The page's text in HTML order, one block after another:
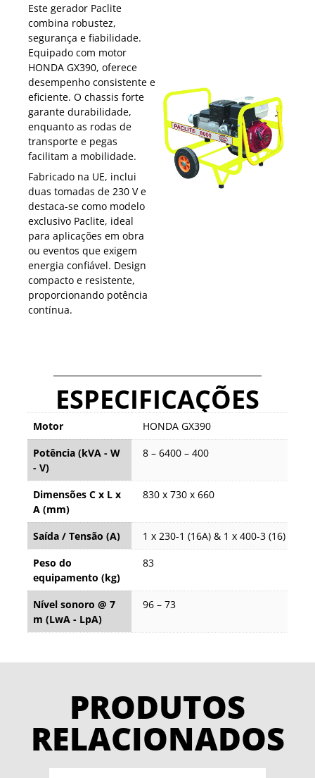
Este gerador Paclite
combina robustez,
segurança e fiabilidade.
Equipado com motor
HONDA GX390, oferece
desempenho consistente e
eficiente. O chassis forte
garante durabilidade,
enquanto as rodas de
transporte e pegas
facilitam a mobilidade.
Fabricado na UE, inclui
duas tomadas de 230 V e
destaca-se como modelo
exclusivo Paclite, ideal
para aplicações em obra
ou eventos que exigem
energia confiável. Design
compacto e resistente,
proporcionando potência
contínua.
ESPECIFICAÇÕES
Motor
HONDA GX390
Potência (kVA - W
- V)
8 – 6400 – 400
Dimensões C x L x
A (mm)
830 x 730 x 660
Saída / Tensão (A)
1 x 230-1 (16A) & 1 x 400-3 (16)
Peso do
equipamento (kg)
83
Nível sonoro @ 7
m (LwA - LpA)
96 – 73
PRODUTOS
RELACIONADOS